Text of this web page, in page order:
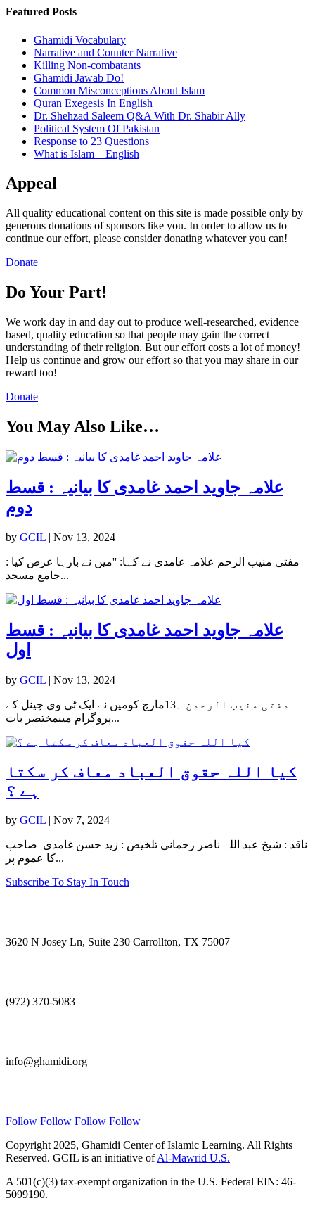
Featured Posts
Ghamidi Vocabulary
Narrative and Counter Narrative
Killing Non-combatants
Ghamidi Jawab Do!
Common Misconceptions About Islam
Quran Exegesis In English
Dr. Shehzad Saleem Q&A With Dr. Shabir Ally
Political System Of Pakistan
Response to 23 Questions
What is Islam – English
Appeal
All quality educational content on this site is made possible only by
generous donations of sponsors like you. In order to allow us to
continue our effort, please consider donating whatever you can!
Donate
Do Your Part!
We work day in and day out to produce well-researched, evidence
based, quality education so that people may gain the correct
understanding of their religion. But our effort costs a lot of money!
Help us continue and grow our effort so that you may share in our
reward too!
Donate
You May Also Like…
علامہ جاوید احمد غامدی کا بیانیہ : قسط
دوم
by GCIL | Nov 13, 2024
مفتی منیب الرحم علامہ غامدی نے کہا: ''میں نے بارہا عرض کیا :
جامع مسجد...
علامہ جاوید احمد غامدی کا بیانیہ : قسط
اول
by GCIL | Nov 13, 2024
مفتی منیب الرحمن ۔13مارچ کومیں نے ایک ٹی وی چینل کے
پروگرام میںمختصر بات...
کیا اللہ حقوق العباد معاف کر سکتا
ہے ؟
by GCIL | Nov 7, 2024
ناقد : شیخ عبد اللہ ناصر رحمانی تلخیص : زید حسن غامدی صاحب
کا عموم پر...
Subscribe To Stay In Touch
3620 N Josey Ln, Suite 230 Carrollton, TX 75007
(972) 370-5083
info@ghamidi.org
Follow Follow Follow Follow
Copyright 2025, Ghamidi Center of Islamic Learning. All Rights
Reserved. GCIL is an initiative ofAl-Mawrid U.S.
A 501(c)(3) tax-exempt organization in the U.S. Federal EIN: 46-
5099190.